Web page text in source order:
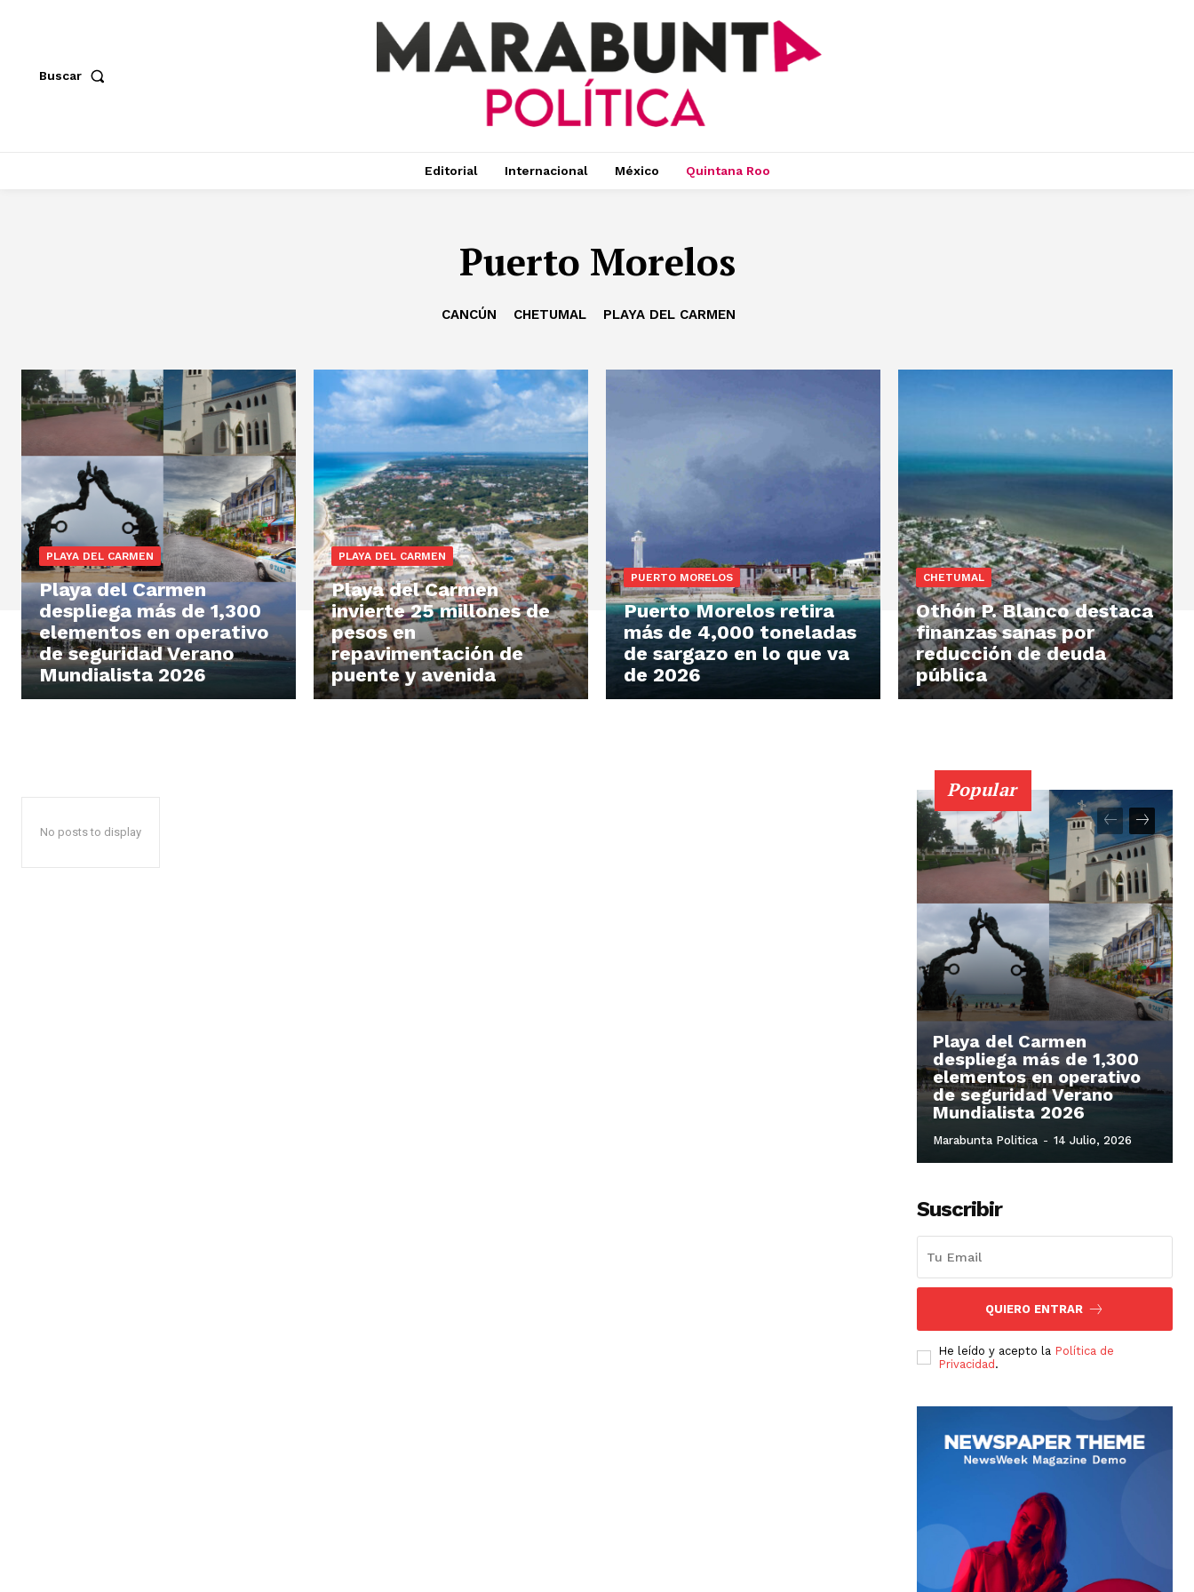
Buscar
Editorial Internacional México Quintana Roo
Puerto Morelos
CANCÚN CHETUMAL PLAYA DEL CARMEN
PLAYA DEL CARMEN
Playa del Carmen
despliega más de 1,300
elementos en operativo
de seguridad Verano
Mundialista 2026
PLAYA DEL CARMEN
Playa del Carmen
invierte 25 millones de
pesos en
repavimentación de
puente y avenida
PUERTO MORELOS
Puerto Morelos retira
más de 4,000 toneladas
de sargazo en lo que va
de 2026
CHETUMAL
Othón P. Blanco destaca
finanzas sanas por
reducción de deuda
pública
No posts to display
Popular
Playa del Carmen
despliega más de 1,300
elementos en operativo
de seguridad Verano
Mundialista 2026
Marabunta Politica - 14 Julio, 2026
Suscribir
QUIERO ENTRAR
He leído y acepto la Política de
Privacidad.